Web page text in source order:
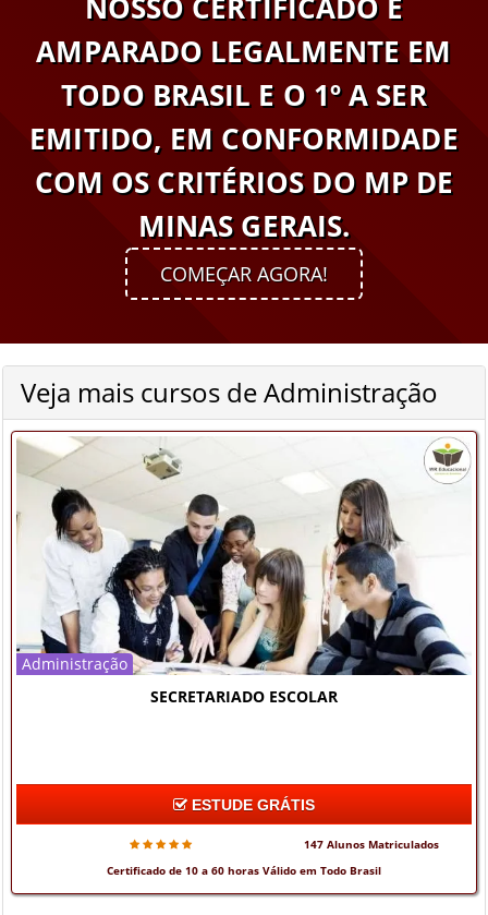
AMPARADO LEGALMENTE EM
TODO BRASIL E O 1º A SER
EMITIDO, EM CONFORMIDADE
COM OS CRITÉRIOS DO MP DE
MINAS GERAIS.
COMEÇAR AGORA!
Veja mais cursos de Administração
Administração
SECRETARIADO ESCOLAR
ESTUDE GRÁTIS
147 Alunos Matriculados
Certificado de 10 a 60 horas Válido em Todo Brasil